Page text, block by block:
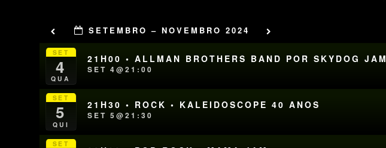
SETEMBRO – NOVEMBRO 2024
SET
4
QUA
21H00 • ALLMAN BROTHERS BAND POR SKYDOG JAM
SET 4@21:00
SET
5
QUI
21H30 • ROCK • KALEIDOSCOPE 40 ANOS
SET 5@21:30
SET